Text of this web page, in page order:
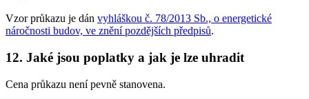
Vzor průkazu je dán vyhláškou č. 78/2013 Sb., o energetické
náročnosti budov, ve znění pozdějších předpisů.
12. Jaké jsou poplatky a jak je lze uhradit
Cena průkazu není pevně stanovena.